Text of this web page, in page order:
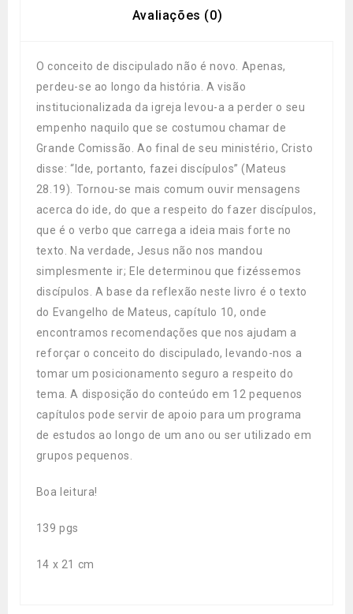
Avaliações (0)
O conceito de discipulado não é novo. Apenas,
perdeu-se ao longo da história. A visão
institucionalizada da igreja levou-a a perder o seu
empenho naquilo que se costumou chamar de
Grande Comissão. Ao final de seu ministério, Cristo
disse: “Ide, portanto, fazei discípulos” (Mateus
28.19). Tornou-se mais comum ouvir mensagens
acerca do ide, do que a respeito do fazer discípulos,
que é o verbo que carrega a ideia mais forte no
texto. Na verdade, Jesus não nos mandou
simplesmente ir; Ele determinou que fizéssemos
discípulos. A base da reflexão neste livro é o texto
do Evangelho de Mateus, capítulo 10, onde
encontramos recomendações que nos ajudam a
reforçar o conceito do discipulado, levando-nos a
tomar um posicionamento seguro a respeito do
tema. A disposição do conteúdo em 12 pequenos
capítulos pode servir de apoio para um programa
de estudos ao longo de um ano ou ser utilizado em
grupos pequenos.
Boa leitura!
139 pgs
14 x 21 cm